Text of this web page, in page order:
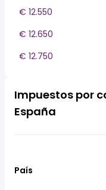
€ 12.550
€ 12.650
€ 12.750
Impuestos por
España
País